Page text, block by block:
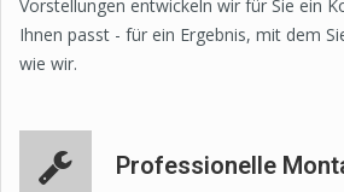
Vorstellungen entwickeln wir für Sie ein
Ihnen passt - für ein Ergebnis, mit dem
wie wir.
Professionelle